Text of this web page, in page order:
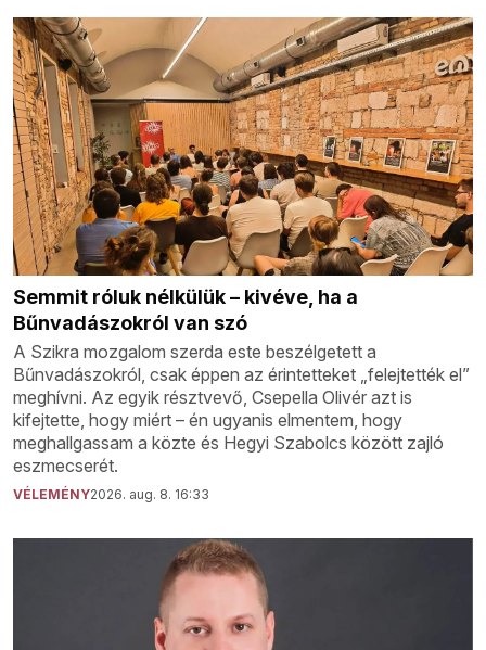
Semmit róluk nélkülük – kivéve, ha a
Bűnvadászokról van szó
A Szikra mozgalom szerda este beszélgetett a
Bűnvadászokról, csak éppen az érintetteket „felejtették el”
meghívni. Az egyik résztvevő, Csepella Olivér azt is
kifejtette, hogy miért – én ugyanis elmentem, hogy
meghallgassam a közte és Hegyi Szabolcs között zajló
eszmecserét.
VÉLEMÉNY2026. aug. 8. 16:33